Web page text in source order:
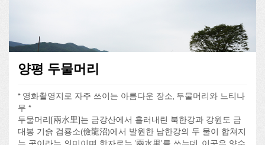
양평 두물머리
* 영화촬영지로 자주 쓰이는 아름다운 장소, 두물머리와 느티나
무 *
두물머리[兩水里]는 금강산에서 흘러내린 북한강과 강원도 금
대봉 기슭 검룡소(儉龍沼)에서 발원한 남한강의 두 물이 합쳐지